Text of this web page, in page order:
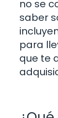
no se
saber
para
que te